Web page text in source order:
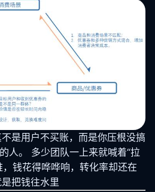
是用户不买账，而是你压根没搞
人。 多少团队一上来就喊着“拉
，钱花得哗哗响，转化率却还在
把钱往水里